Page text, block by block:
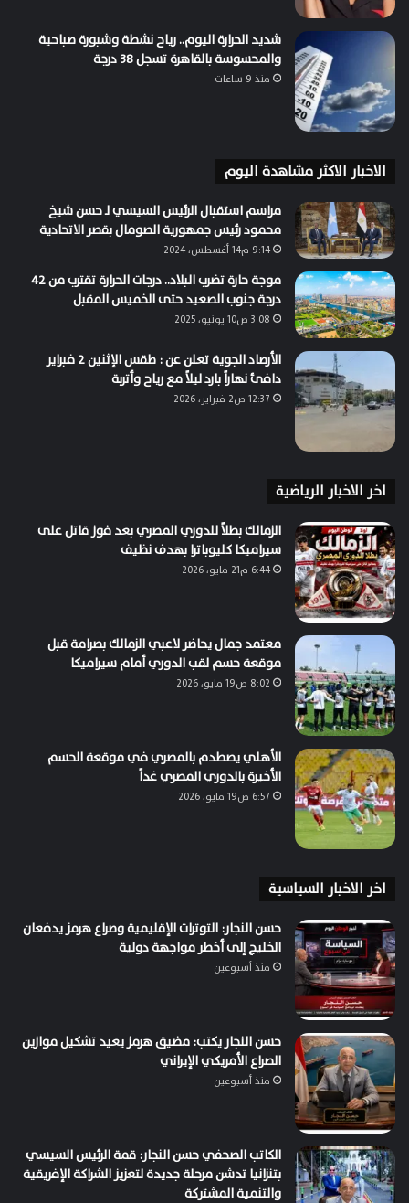
شديد الحرارة اليوم.. رياح نشطة وشبورة صباحية
والمحسوسة بالقاهرة تسجل 38 درجة
منذ 9 ساعات
الاخبار الاكثر مشاهدة اليوم
مراسم استقبال الرئيس السيسي لـ حسن شيخ
محمود رئيس جمهورية الصومال بقصر الاتحادية
9:14 م14 أغسطس، 2024
موجة حارة تضرب البلاد.. درجات الحرارة تقترب من 42
درجة جنوب الصعيد حتى الخميس المقبل
3:08 ص10 يونيو، 2025
الأرصاد الجوية تعلن عن : طقس الإثنين 2 فبراير
دافئ نهاراً بارد ليلاً مع رياح وأتربة
12:37 ص2 فبراير، 2026
اخر الاخبار الرياضية
الزمالك بطلاً للدوري المصري بعد فوز قاتل على
سيراميكا كليوباترا بهدف نظيف
6:44 م21 مايو، 2026
معتمد جمال يحاضر لاعبي الزمالك بصرامة قبل
موقعة حسم لقب الدوري أمام سيراميكا
8:02 ص19 مايو، 2026
الأهلي يصطدم بالمصري في موقعة الحسم
الأخيرة بالدوري المصري غداً
6:57 ص19 مايو، 2026
اخر الاخبار السياسية
حسن النجار: التوترات الإقليمية وصراع هرمز يدفعان
الخليج إلى أخطر مواجهة دولية
منذ أسبوعين
حسن النجار يكتب: مضيق هرمز يعيد تشكيل موازين
الصراع الأمريكي الإيراني
منذ أسبوعين
الكاتب الصحفي حسن النجار: قمة الرئيس السيسي
بتنزانيا تدشن مرحلة جديدة لتعزيز الشراكة الإفريقية
والتنمية المشتركة